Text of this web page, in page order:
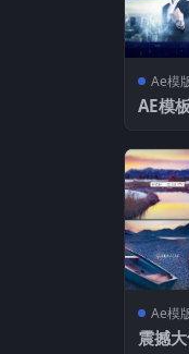
Ae模
AE模
Ae模
震撼